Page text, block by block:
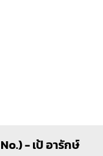
- เป้ อารักษ์